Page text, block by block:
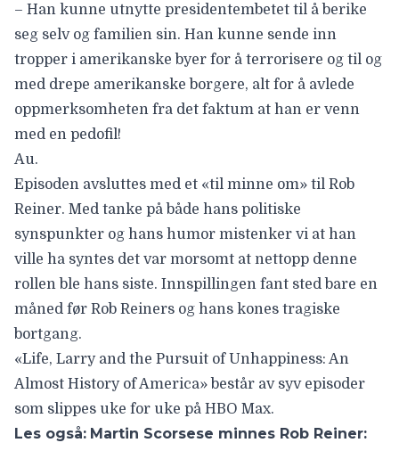
– Han kunne utnytte presidentembetet til å berike
seg selv og familien sin. Han kunne sende inn
tropper i amerikanske byer for å terrorisere og til og
med drepe amerikanske borgere, alt for å avlede
oppmerksomheten fra det faktum at han er venn
med en pedofil!
Au.
Episoden avsluttes med et «til minne om» til Rob
Reiner. Med tanke på både hans politiske
synspunkter og hans humor mistenker vi at han
ville ha syntes det var morsomt at nettopp denne
rollen ble hans siste. Innspillingen fant sted bare en
måned før Rob Reiners og hans kones tragiske
bortgang.
«Life, Larry and the Pursuit of Unhappiness: An
Almost History of America» består av syv episoder
som slippes uke for uke på HBO Max.
Les også: Martin Scorsese minnes Rob Reiner: